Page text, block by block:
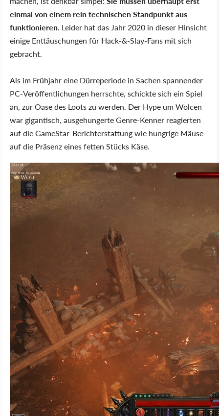
einmal von einem rein technischen Standpunkt aus
funktionieren. Leider hat das Jahr 2020 in dieser Hinsicht
einige Enttäuschungen für Hack-&-Slay-Fans mit sich
gebracht.
Als im Frühjahr eine Dürreperiode in Sachen spannender
PC-Veröffentlichungen herrschte, schickte sich ein Spiel
an, zur Oase des Loots zu werden. Der Hype um Wolcen
war gigantisch, ausgehungerte Genre-Kenner reagierten
auf die GameStar-Berichterstattung wie hungrige Mäuse
auf die Präsenz eines fetten Stücks Käse.